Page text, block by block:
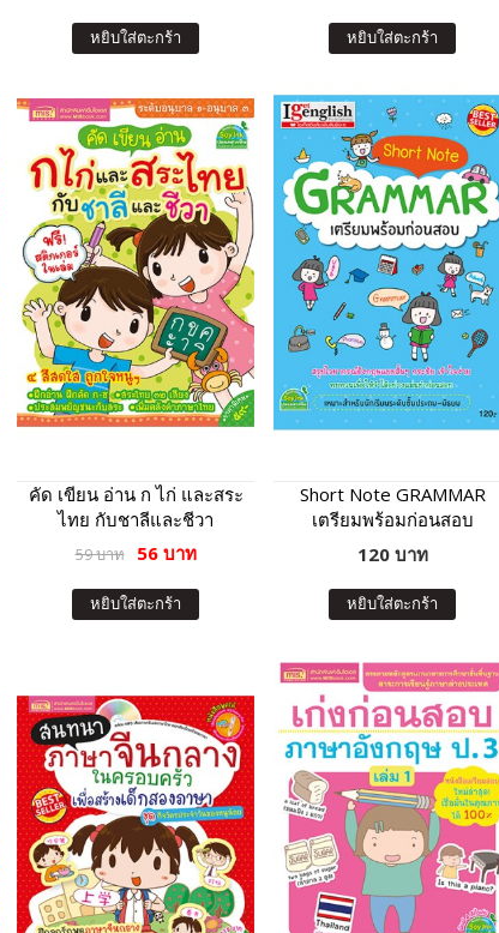
หยิบใส่ตะกร้า หยิบใส่ตะกร้า
คัด เขียน อ่าน ก ไก่ และสระ
ไทย กับชาลีและชีวา
59 บาท 56 บาท
หยิบใส่ตะกร้า
Short Note GRAMMAR
เตรียมพร้อมก่อนสอบ
120 บาท
หยิบใส่ตะกร้า